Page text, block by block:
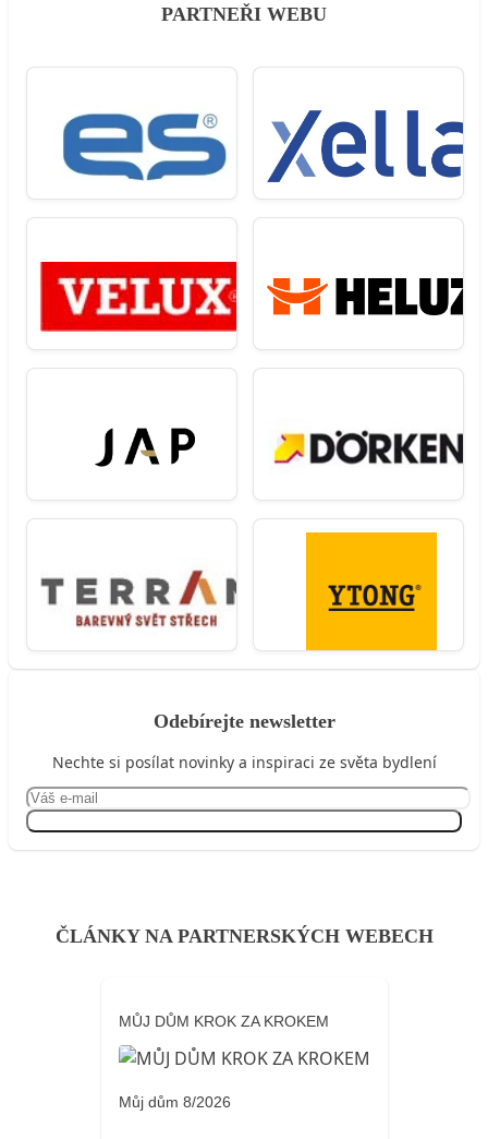
PARTNEŘI WEBU
Odebírejte newsletter
Nechte si posílat novinky a inspiraci ze světa bydlení
ČLÁNKY NA PARTNERSKÝCH WEBECH
MŮJ DŮM KROK ZA KROKEM
Můj dům 8/2026